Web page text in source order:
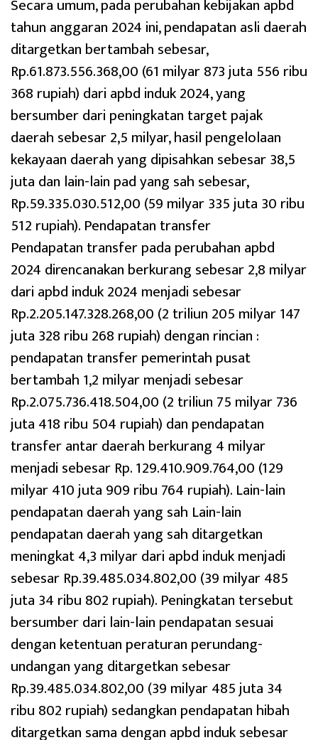
Secara umum, pada perubahan kebijakan apbd
tahun anggaran 2024 ini, pendapatan asli daerah
ditargetkan bertambah sebesar,
Rp.61.873.556.368,00 (61 milyar 873 juta 556 ribu
368 rupiah) dari apbd induk 2024, yang
bersumber dari peningkatan target pajak
daerah sebesar 2,5 milyar, hasil pengelolaan
kekayaan daerah yang dipisahkan sebesar 38,5
juta dan lain-lain pad yang sah sebesar,
Rp.59.335.030.512,00 (59 milyar 335 juta 30 ribu
512 rupiah). Pendapatan transfer
Pendapatan transfer pada perubahan apbd
2024 direncanakan berkurang sebesar 2,8 milyar
dari apbd induk 2024 menjadi sebesar
Rp.2.205.147.328.268,00 (2 triliun 205 milyar 147
juta 328 ribu 268 rupiah) dengan rincian :
pendapatan transfer pemerintah pusat
bertambah 1,2 milyar menjadi sebesar
Rp.2.075.736.418.504,00 (2 triliun 75 milyar 736
juta 418 ribu 504 rupiah) dan pendapatan
transfer antar daerah berkurang 4 milyar
menjadi sebesar Rp. 129.410.909.764,00 (129
milyar 410 juta 909 ribu 764 rupiah). Lain-lain
pendapatan daerah yang sah Lain-lain
pendapatan daerah yang sah ditargetkan
meningkat 4,3 milyar dari apbd induk menjadi
sebesar Rp.39.485.034.802,00 (39 milyar 485
juta 34 ribu 802 rupiah). Peningkatan tersebut
bersumber dari lain-lain pendapatan sesuai
dengan ketentuan peraturan perundang-
undangan yang ditargetkan sebesar
Rp.39.485.034.802,00 (39 milyar 485 juta 34
ribu 802 rupiah) sedangkan pendapatan hibah
ditargetkan sama dengan apbd induk sebesar